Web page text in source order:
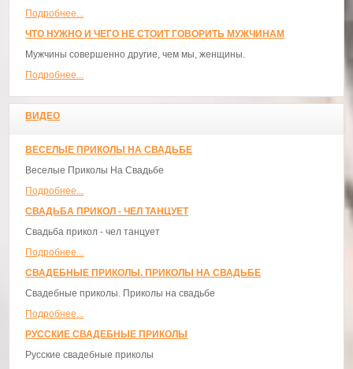
Подробнее...
ЧТО НУЖНО И ЧЕГО НЕ СТОИТ ГОВОРИТЬ МУЖЧИНАМ
Мужчины совершенно другие, чем мы, женщины.
Подробнее...
ВИДЕО
ВЕСЕЛЫЕ ПРИКОЛЫ НА СВАДЬБЕ
Веселые Приколы На Свадьбе
Подробнее...
СВАДЬБА ПРИКОЛ - ЧЕЛ ТАНЦУЕТ
Свадьба прикол - чел танцует
Подробнее...
СВАДЕБНЫЕ ПРИКОЛЫ. ПРИКОЛЫ НА СВАДЬБЕ
Свадебные приколы. Приколы на свадьбе
Подробнее...
РУССКИЕ СВАДЕБНЫЕ ПРИКОЛЫ
Русские свадебные приколы